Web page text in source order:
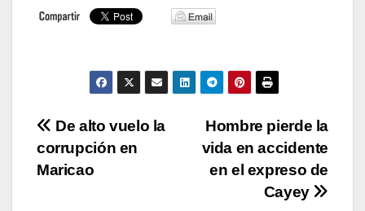
Navegación
de
Hombre pierde la
vida en accidente
en el expreso de
Cayey
De alto vuelo la
corrupción en
Maricao